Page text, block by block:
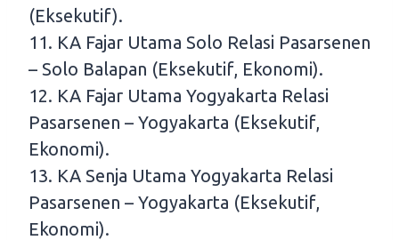
(Eksekutif).
11. KA Fajar Utama Solo Relasi Pasarsenen
– Solo Balapan (Eksekutif, Ekonomi).
12. KA Fajar Utama Yogyakarta Relasi
Pasarsenen – Yogyakarta (Eksekutif,
Ekonomi).
13. KA Senja Utama Yogyakarta Relasi
Pasarsenen – Yogyakarta (Eksekutif,
Ekonomi).